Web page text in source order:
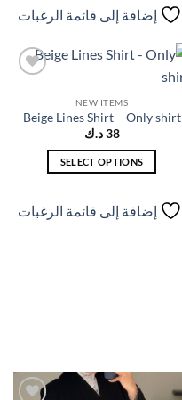
من
المختلفة
المنتج.
يمكن
اختيار
الخيارات
على
المنتج
إضافة إلى قائمة الرغبات
قائمة
الرغبات
NEW ITEMS
Beige Lines Shirt – Only shirt
38 د.ك
SELECT OPTIONS
من
على
صفحة
إضافة إلى قائمة الرغبات